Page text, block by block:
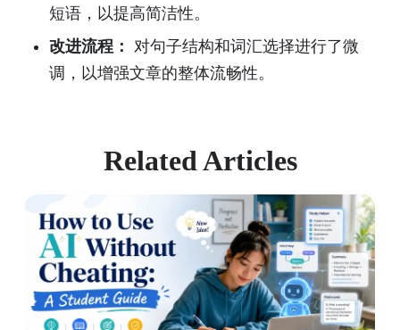
短语，以提高简洁性。
改进流程：
对句子结构和词汇选择进行了微
调，以增强文章的整体流畅性。
Related Articles